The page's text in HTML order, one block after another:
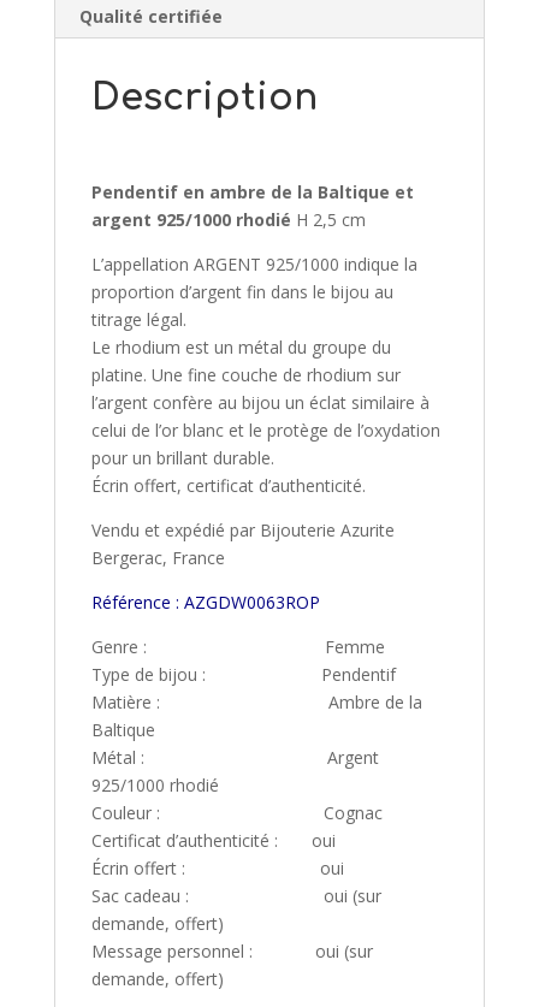
Qualité certifiée
Description
Pendentif en ambre de la Baltique et
argent 925/1000 rhodié H 2,5 cm
L’appellation ARGENT 925/1000 indique la
proportion d’argent fin dans le bijou au
titrage légal.
Le rhodium est un métal du groupe du
platine. Une fine couche de rhodium sur
l’argent confère au bijou un éclat similaire à
celui de l’or blanc et le protège de l’oxydation
pour un brillant durable.
Écrin offert, certificat d’authenticité.
Vendu et expédié par Bijouterie Azurite
Bergerac, France
Référence : AZGDW0063ROP
Genre : Femme
Type de bijou : Pendentif
Matière : Ambre de la
Baltique
Métal : Argent
925/1000 rhodié
Couleur : Cognac
Certificat d’authenticité : oui
Écrin offert : oui
Sac cadeau : oui (sur
demande, offert)
Message personnel : oui (sur
demande, offert)